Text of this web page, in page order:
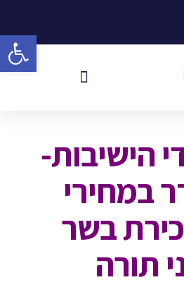
הישיבות-
במחירי
בשר
תורה
פתח